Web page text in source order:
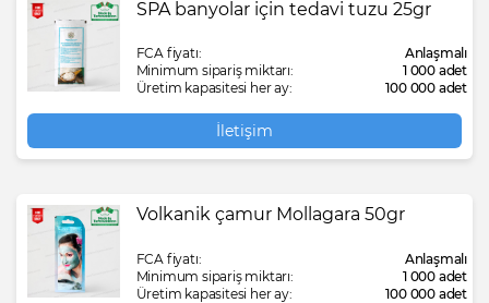
SPA banyolar için tedavi tuzu 25gr
FCA fiyatı:
Anlaşmalı
Minimum sipariş miktarı:
1 000 adet
Üretim kapasitesi her ay:
100 000 adet
İletişim
Volkanik çamur Mollagara 50gr
FCA fiyatı:
Anlaşmalı
Minimum sipariş miktarı:
1 000 adet
Üretim kapasitesi her ay:
100 000 adet